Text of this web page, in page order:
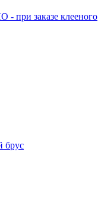
при заказе клееного
брус